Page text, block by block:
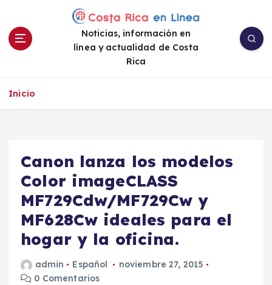
Noticias, información en
línea y actualidad de Costa
Rica
Inicio
Canon lanza los modelos
Color imageCLASS
MF729Cdw/MF729Cw y
MF628Cw ideales para el
hogar y la oficina.
admin Español
noviembre 27, 2015
0 Comentarios